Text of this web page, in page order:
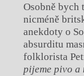
Osobně bych
nicméně
anekdoty o
absurditu
folklorista
pijeme pivo